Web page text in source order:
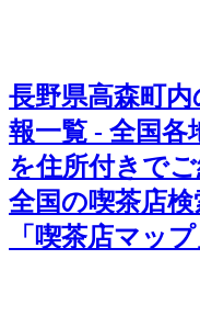
長野県高森町
報一覧 - 全国各
を住所付きで
全国の喫茶店検
「喫茶店マップ